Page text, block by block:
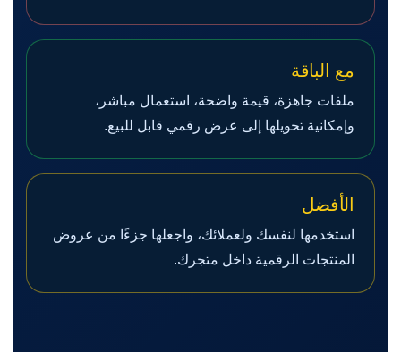
مع الباقة
ملفات جاهزة، قيمة واضحة، استعمال مباشر،
وإمكانية تحويلها إلى عرض رقمي قابل للبيع.
الأفضل
استخدمها لنفسك ولعملائك، واجعلها جزءًا من عروض
المنتجات الرقمية داخل متجرك.